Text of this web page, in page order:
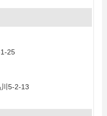
1-25
5-2-13